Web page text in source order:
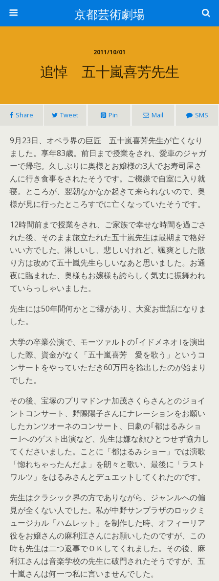
京都芸術劇場
2011/10/01
追悼 五十嵐喜芳先生
Share Tweet Pin Mail SMS
9月23日、オペラ界の巨匠 五十嵐喜芳先生が亡くなり
ました。享年83歳。前日まで授業をされ、愛車のジャガ
ーで帰宅。久しぶりに奥様とお嬢様の3人でお寿司屋さ
んに行き食事をされたそうです。ご機嫌で自室に入り就
寝。ところが、翌朝なかなか起きて来られないので、奥
様が見に行ったところすでに亡くなっていたそうです。
12時間前まで授業をされ、ご家族で幸せな時間を過ごさ
れた後、そのまま旅立たれた五十嵐先生は最期まで格好
いい方でした。淋しいし、悲しいけれど、颯爽とした散
り方は改めて五十嵐先生らしいなあと思いました。お通
夜に臨まれた、奥様もお嬢様も誇らしく気丈に振舞われ
ていらっしゃいました。
先生には50年間何かとご縁があり、大変お世話になりま
した。
大学の卒業公演で、モーツァルトの｢イドメネオ｣を演出
した際、資金がなく「五十嵐喜芳 愛を歌う」というコ
ンサートをやっていただき60万円を捻出したのが始まり
でした。
その後、宝塚のプリマドンナ加茂さくらさんとのジョイ
ントコンサート、野際陽子さんにナレーションをお願い
したカンツオーネのコンサート、日劇の｢都はるみショ
ー｣へのゲスト出演など、先生は嫌な顔ひとつせず協力し
てくださいました。ことに「都はるみショー」では演歌
「惚れちゃったんだよ」を朗々と歌い、最後に「ラスト
ワルツ」をはるみさんとデュエットしてくれたのです。
先生はクラシック界の方でありながら、ジャンルへの偏
見が全くない人でした。私が中野サンプラザのロックミ
ュージカル「ハムレット」を制作した時、オフィーリア
役をお嬢さんの麻利江さんにお願いしたのですが、この
時も先生は二つ返事でＯＫしてくれました。その後、麻
利江さんは音楽学校の先生に破門されたそうですが、五
十嵐さんは何一つ私に言いませんでした。